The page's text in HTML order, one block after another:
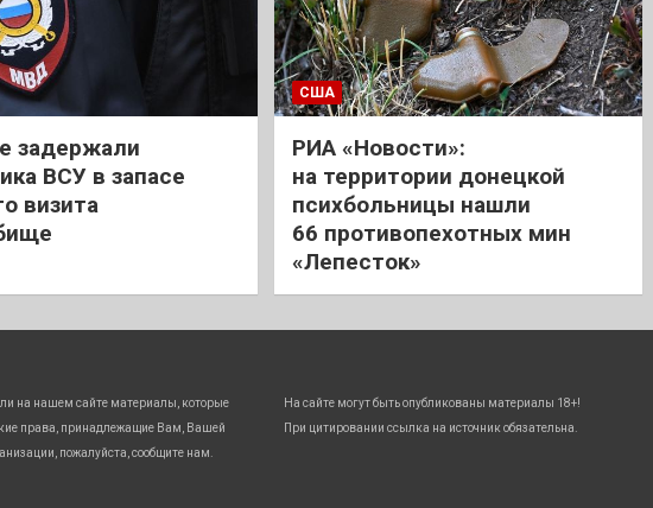
задержали
ВСУ в запасе
визита
США
РИА «Новости»:
на территории донецкой
психбольницы нашли
66 противопехотных мин
«Лепесток»
на нашем сайте материалы, которые
права, принадлежащие Вам, Вашей
пожалуйста, сообщите нам.
На сайте могут быть опубликованы материалы 18+!
При цитировании ссылка на источник обязательна.